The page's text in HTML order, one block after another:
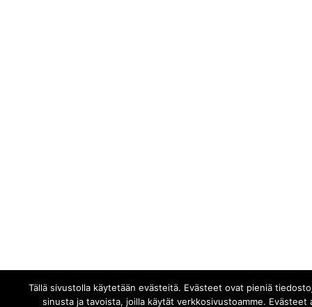
Tällä sivustolla käytetään evästeitä. Evästeet ovat pieniä
sinusta ja tavoista, joilla käytät verkkosivustoamme. Evästeet